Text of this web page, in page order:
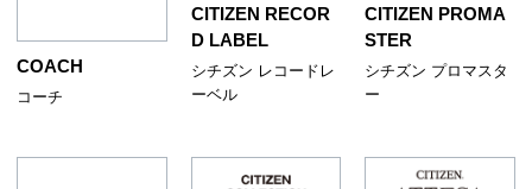
COACH
コーチ
CITIZEN RECOR
D LABEL
シチズン レコードレ
ーベル
CITIZEN PROMA
STER
シチズン プロマスタ
ー